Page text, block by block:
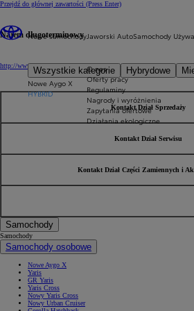
Przejdź do głównej zawartości (Press Enter)
Nowe samochody
Wszystkie kategorie Hybrydowe
Nowe Aygo X
HYBRID
Jaworski Auto
O nas
Oferty pracy
Regulaminy
Nagrody i wyróżnienia
Zapytania ofertowe
Działania ekologiczne
Samochody
Najem długoterminowy
http://www.globalcfm.pl/
Kontakt Dział Sprzedaży
Kontakt Dział Serwisu
Kontakt Dział Części Zamiennych i
Samochody
Samochody
Samochody osobowe
Nowe Aygo X
Yaris
GR Yaris
Yaris Cross
Nowy Yaris Cross
Nowy Urban Cruiser